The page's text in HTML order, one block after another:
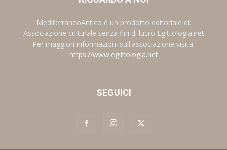
MediterraneoAntico è un prodotto editoriale di:
Associazione culturale senza fini di lucro Egittologia.net
Per maggiori informazioni sull'associazione visita:
https://www.egittologia.net
SEGUICI